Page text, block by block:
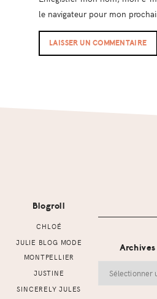
le navigateur pour mon
Blogroll
CHLOÉ
JULIE BLOG MODE
MONTPELLIER
JUSTINE
SINCERELY JULES
Archives